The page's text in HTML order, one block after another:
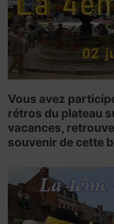
Vous avez
rétros du plateau
vacances,
souvenir de cette